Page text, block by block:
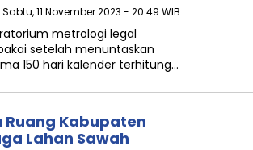
Sabtu, 11 November 2023 - 20:49 WIB
metrologi legal
setelah menuntaskan
150 hari kalender terhitung…
Ruang Kabupaten
Lahan Sawah